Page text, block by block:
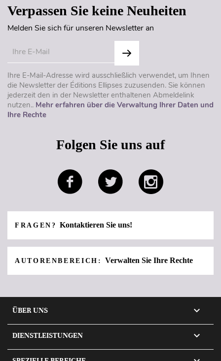
Verpassen Sie keine Neuheiten
Melden Sie sich für unseren Newsletter an
Ihre E-Mail-Adresse wird ausschließlich verwendet, um Ihnen
die Newsletter der Éditions Ellipses zuzusenden. Sie können
jederzeit den in der Newsletter enthaltenen Abmeldelink
nutzen.. Mehr erfahren über die Verwaltung Ihrer Daten und
Ihre Rechte
Folgen Sie uns auf
FRAGEN?Kontaktieren Sie uns!
AUTORENBEREICH:Verwalten Sie Ihre Rechte
ÜBER UNS 
DIENSTLEISTUNGEN 